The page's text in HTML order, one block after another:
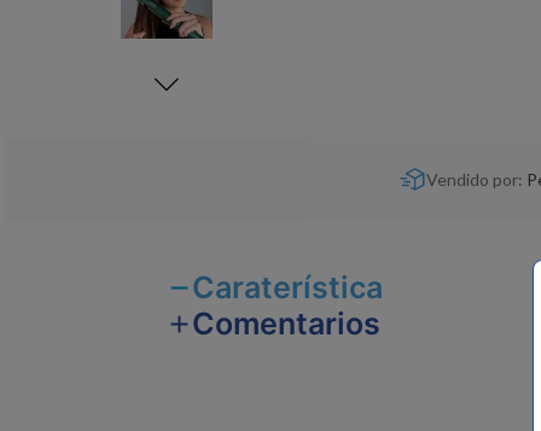
Vendido por:
Caraterística
Comentarios